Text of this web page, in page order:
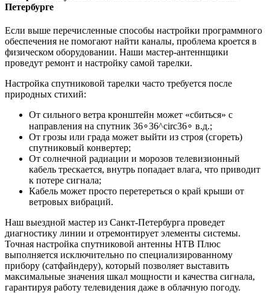
Петербурге
Если выше перечисленные способы настройки программного
обеспечения не помогают найти каналы, проблема кроется в
физическом оборудовании. Наши мастер-антеннщики
проведут ремонт и настройку самой тарелки.
Настройка спутниковой тарелки часто требуется после
природных стихий:
От сильного ветра кронштейн может «сбиться» с
направления на спутник 36∘36^circ36∘ в.д.;
От грозы или града может выйти из строя (сгореть)
спутниковый конвертер;
От солнечной радиации и морозов телевизионный
кабель трескается, внутрь попадает влага, что приводит
к потере сигнала;
Кабель может просто перетереться о край крыши от
ветровых вибраций.
Наш выездной мастер из Санкт-Петербурга проведет
диагностику линии и отремонтирует элементы системы.
Точная настройка спутниковой антенны НТВ Плюс
выполняется исключительно по специализированному
прибору (сатфайндеру), который позволяет выставить
максимальные значения шкал мощности и качества сигнала,
гарантируя работу телевидения даже в облачную погоду.